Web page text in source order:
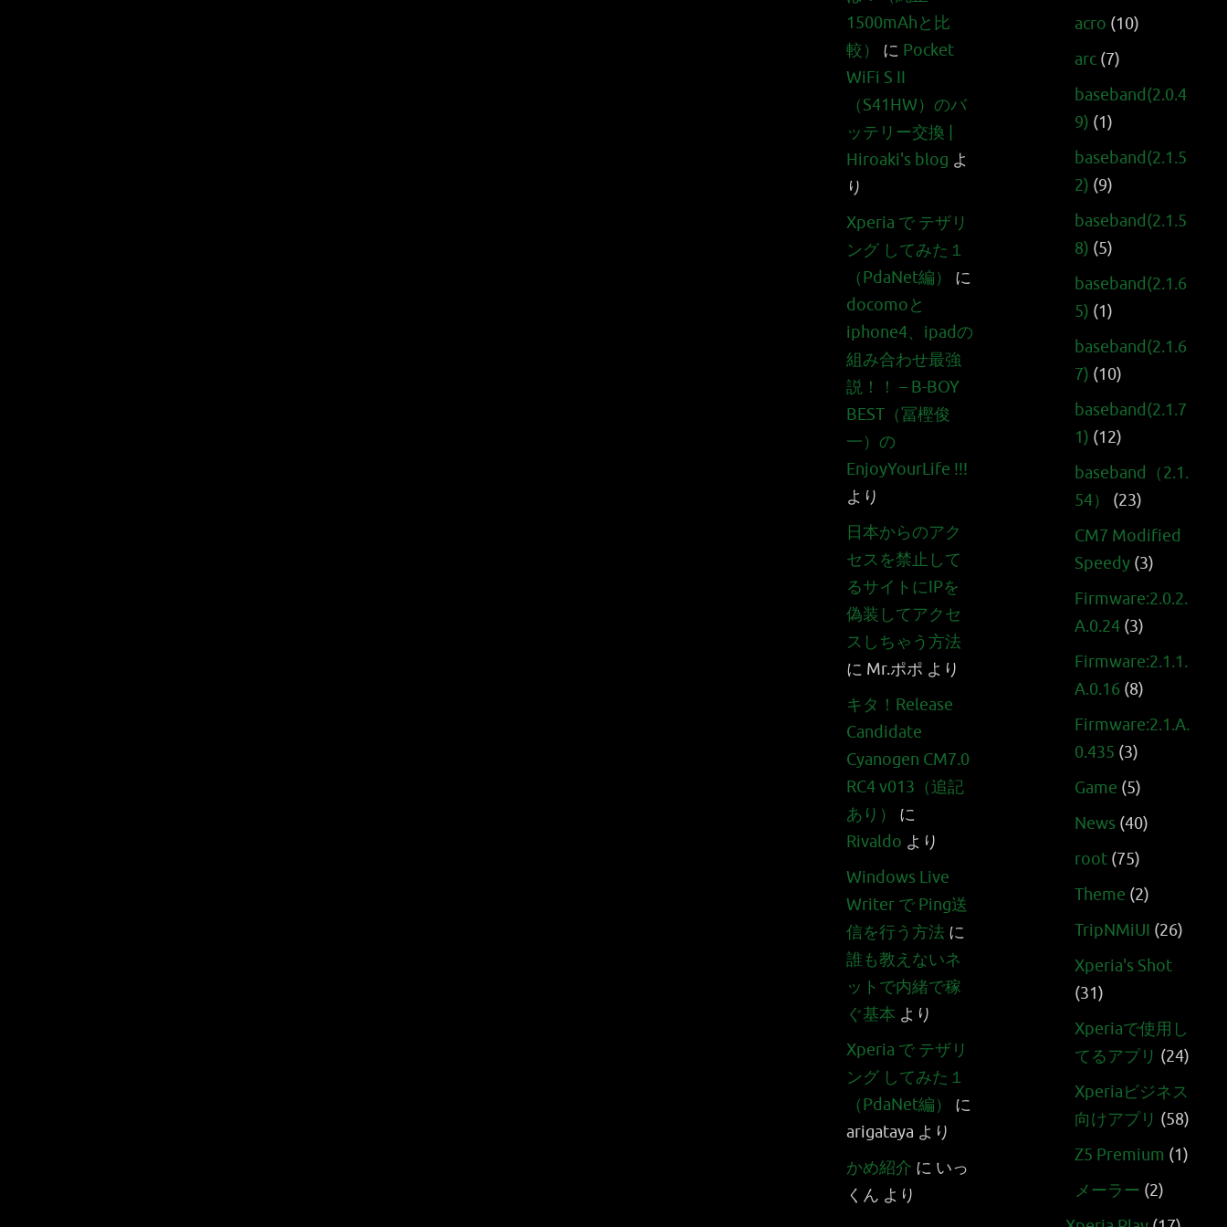
1500mAhと比
較）
に Pocket
WiFi S II
（S41HW）のバ
ッテリー交換 |
Hiroaki's blog よ
り
Xperia で テザリ
ング してみた１
（PdaNet編）
に
docomoと
iphone4、ipadの
組み合わせ最強
説！！ – B-BOY
BEST（冨樫俊
一）の
EnjoyYourLife !!!
より
日本からのアク
セスを禁止して
るサイトにIPを
偽装してアクセ
スしちゃう方法
に Mr.ポポ より
キタ！Release
Candidate
Cyanogen CM7.0
RC4 v013（追記
あり）
に
Rivaldo より
Windows Live
Writer で Ping送
信を行う方法 に
誰も教えないネ
ットで内緒で稼
ぐ基本 より
Xperia で テザリ
ング してみた１
（PdaNet編）
に
arigataya より
かめ紹介 に いっ
くん より
acro (10)
arc (7)
baseband(2.0.4
9) (1)
baseband(2.1.5
2) (9)
baseband(2.1.5
8) (5)
baseband(2.1.6
5) (1)
baseband(2.1.6
7) (10)
baseband(2.1.7
1) (12)
baseband（2.1.
54）
(23)
CM7 Modified
Speedy (3)
Firmware:2.0.2.
A.0.24 (3)
Firmware:2.1.1.
A.0.16 (8)
Firmware:2.1.A.
0.435 (3)
Game (5)
News (40)
root (75)
Theme (2)
TripNMiUI (26)
Xperia's Shot
(31)
Xperiaで使用し
てるアプリ (24)
Xperiaビジネス
向けアプリ (58)
Z5 Premium (1)
メーラー (2)